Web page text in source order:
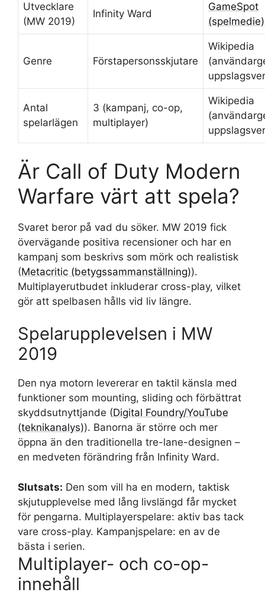
Utvecklare
(MW 2019)
Infinity Ward
GameSpot
(spelmedie)
Genre Förstapersonsskjutare
Wikipedia
Antal
spelarlägen
3 (kampanj, co-op,
multiplayer)
Wikipedia
Är Call of Duty Modern
Warfare värt att spela?
Svaret beror på vad du söker. MW 2019 fick
övervägande positiva recensioner och har en
kampanj som beskrivs som mörk och realistisk
(Metacritic (betygssammanställning)).
Multiplayerutbudet inkluderar cross-play, vilket
gör att spelbasen hålls vid liv längre.
Spelarupplevelsen i MW
2019
Den nya motorn levererar en taktil känsla med
funktioner som mounting, sliding och förbättrat
skyddsutnyttjande (Digital Foundry/YouTube
(teknikanalys)). Banorna är större och mer
öppna än den traditionella tre-lane-designen –
en medveten förändring från Infinity Ward.
Slutsats: Den som vill ha en modern, taktisk
skjutupplevelse med lång livslängd får mycket
för pengarna. Multiplayerspelare: aktiv bas tack
vare cross-play. Kampanjspelare: en av de
bästa i serien.
Multiplayer- och co-op-
innehåll